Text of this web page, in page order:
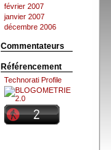
février 2007
janvier 2007
décembre 2006
Commentateurs
Référencement
Technorati Profile